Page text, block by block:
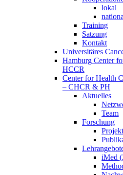
lokal
Training
Satzung
Kontakt
Universitäres
Hamburg Center
HCCR
Center for Health
– CHCR & PH
Aktuelles
Team
Forschung
iMed